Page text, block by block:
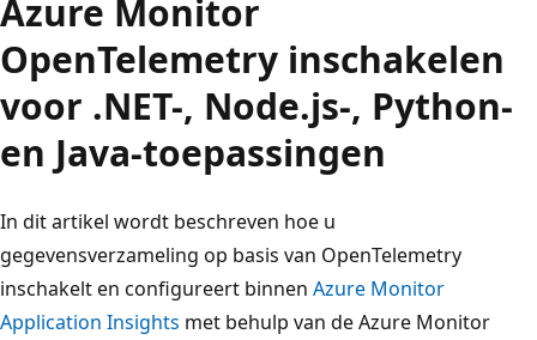
Azure Monitor
OpenTelemetry inschakelen
voor .NET-, Node.js-, Python-
en Java-toepassingen
In dit artikel wordt beschreven hoe u
gegevensverzameling op basis van OpenTelemetry
inschakelt en configureert binnen Azure Monitor
Application Insights met behulp van de Azure Monitor